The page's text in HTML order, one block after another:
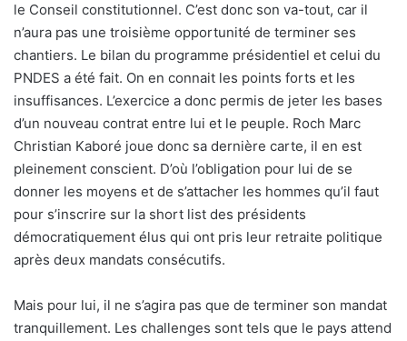
le Conseil constitutionnel. C’est donc son va-tout, car il
n’aura pas une troisième opportunité de terminer ses
chantiers. Le bilan du programme présidentiel et celui du
PNDES a été fait. On en connait les points forts et les
insuffisances. L’exercice a donc permis de jeter les bases
d’un nouveau contrat entre lui et le peuple. Roch Marc
Christian Kaboré joue donc sa dernière carte, il en est
pleinement conscient. D’où l’obligation pour lui de se
donner les moyens et de s’attacher les hommes qu’il faut
pour s’inscrire sur la short list des présidents
démocratiquement élus qui ont pris leur retraite politique
après deux mandats consécutifs.
Mais pour lui, il ne s’agira pas que de terminer son mandat
tranquillement. Les challenges sont tels que le pays attend